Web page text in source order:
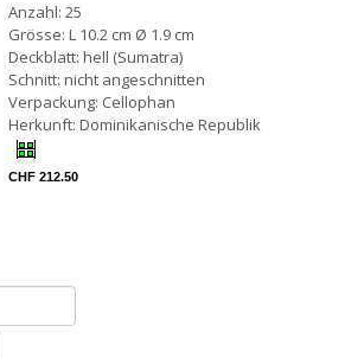
Anzahl: 25
Grösse: L 10.2 cm Ø 1.9 cm
Deckblatt: hell (Sumatra)
Schnitt: nicht angeschnitten
Verpackung: Cellophan
Herkunft: Dominikanische Republik
CHF 212.50